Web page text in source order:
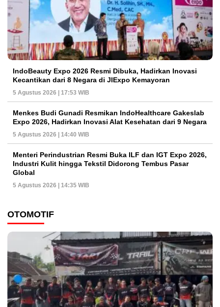
IndoBeauty Expo 2026 Resmi Dibuka, Hadirkan Inovasi
Kecantikan dari 8 Negara di JIExpo Kemayoran
5 Agustus 2026 | 17:53 WIB
Menkes Budi Gunadi Resmikan IndoHealthcare Gakeslab
Expo 2026, Hadirkan Inovasi Alat Kesehatan dari 9 Negara
5 Agustus 2026 | 14:40 WIB
Menteri Perindustrian Resmi Buka ILF dan IGT Expo 2026,
Industri Kulit hingga Tekstil Didorong Tembus Pasar
Global
5 Agustus 2026 | 14:35 WIB
OTOMOTIF